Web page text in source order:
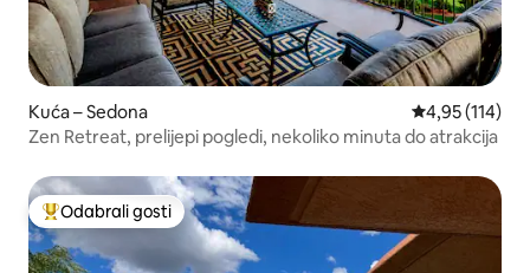
Kuća – Sedona Prosječna
4,95 (114)
Zen Retreat, prelijepi pogledi, nekoliko minuta do atrakcija
Među najviše rangiranima s oznakom „Odabrali gosti”
Odabrali gosti